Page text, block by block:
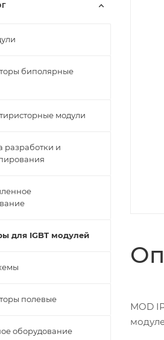
MOD
биполярные
модули
разработки и
для IGBT модулей
полевые
оборудование